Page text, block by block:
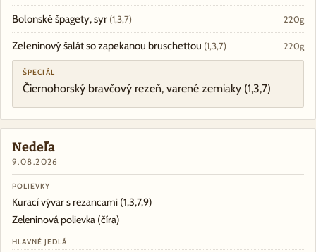
Bolonské špagety, syr (1,3,7) 220g
Zeleninový šalát so zapekanou bruschettou (1,3,7) 220g
ŠPECIÁL
Čiernohorský bravčový rezeň, varené zemiaky (1,3,7)
Nedeľa
9.08.2026
POLIEVKY
Kurací vývar s rezancami (1,3,7,9)
Zeleninová polievka (číra)
HLAVNÉ JEDLÁ